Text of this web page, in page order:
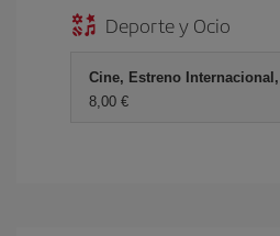
Deporte y Ocio
Cine, Estreno
8,00 €